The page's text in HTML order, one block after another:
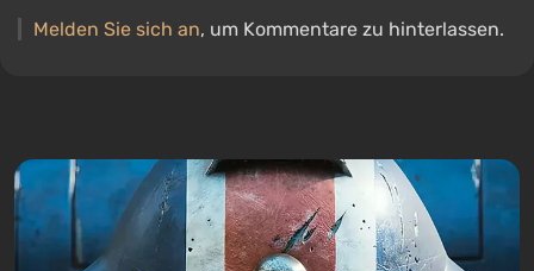
Melden Sie sich an, um Kommentare zu hinterlassen.